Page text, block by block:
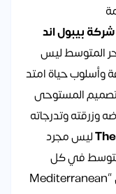
شركة بيبول اند
المتوسط ليس
وأسلوب حياة امتد
المستوحى
وزرقته وتدرجاته
ليس مجرد
في كل
تفصيلة هنا لا تقيم في شاليه بل تعيش “Mediterranean